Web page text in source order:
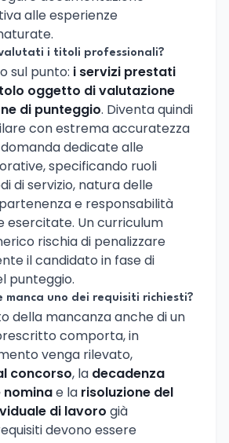
alle esperienze
i titoli professionali?
sul punto: i servizi prestati
oggetto di valutazione
di punteggio. Diventa quindi
con estrema accuratezza
dedicate alle
specificando ruoli
di servizio, natura delle
e responsabilità
Un curriculum
rischia di penalizzare
il candidato in fase di
punteggio.
manca uno dei requisiti richiesti?
della mancanza anche di un
comporta, in
venga rilevato,
concorso, la decadenza
nominae la risoluzione del
di lavoro già
devono essere